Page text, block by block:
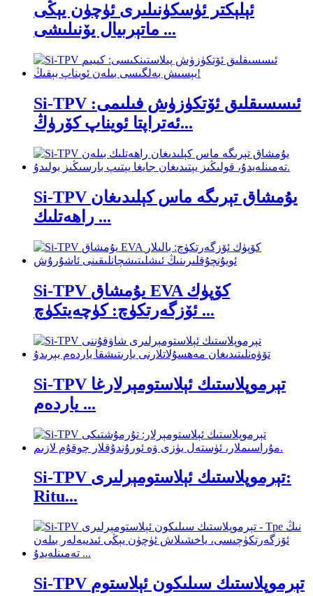
ئېلېكتر ئۈسكۈنىلىرى ئۈچۈن يېڭى
ماتېرىيال يۆنىلىشى ...
Si-TPV ئىسسىقلىق ئۆتكۈزۈش فىلىمى:
ئەتراپتا ئويناپ كۆرۈڭ...
Si-TPV يۇمشاق تېرىگە ماس كېلىدىغان
راھەتلىك ...
Si-TPV يۇمشاق EVA كۆپۈك
ئۆزگەرتكۈچ: كۈچەيتكۈچ ...
Si-TPV تېرموپلاستىك ئېلاستومېرلارغا
ياردەم ...
Si-TPV تېرموپلاستىك ئېلاستومېرلىرى:
Ritu...
Si-TPV تېرموپلاستىك سىلىكون ئېلاستوم